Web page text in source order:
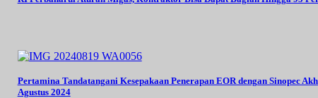
Pertamina Tandatangani Kesepakaan Penerapan EOR dengan Sinopec
Agustus 2024